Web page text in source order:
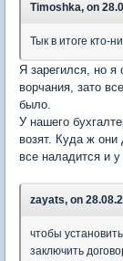
Timoshka, on
Тык в итоге кто-
Я зарегился, но я
ворчания, зато
было.
У нашего
возят. Куда ж они
все наладится и
zayats, on
чтобы
заключить